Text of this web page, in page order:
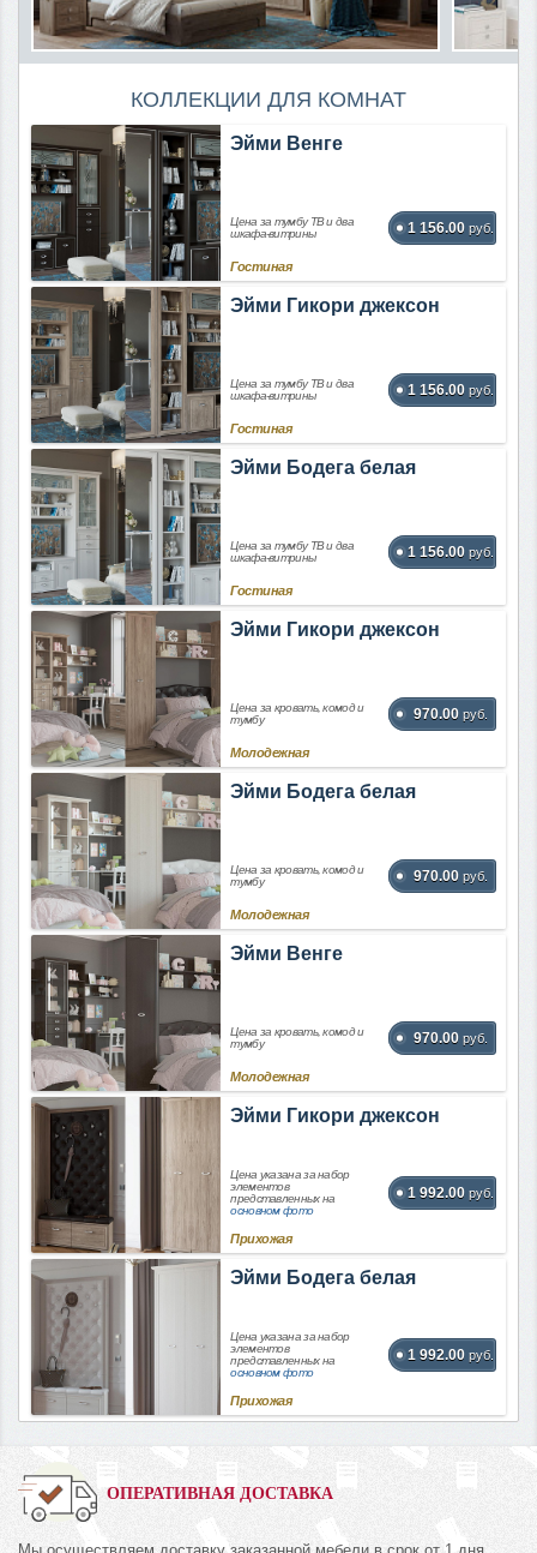
КОЛЛЕКЦИИ ДЛЯ КОМНАТ
Эйми Венге
Цена за тумбу ТВ и два
шкафа-витрины
1 156.00 руб.
Гостиная
Эйми Гикори джексон
Цена за тумбу ТВ и два
шкафа-витрины
1 156.00 руб.
Гостиная
Эйми Бодега белая
Цена за тумбу ТВ и два
шкафа-витрины
1 156.00 руб.
Гостиная
Эйми Гикори джексон
Цена за кровать, комод и
тумбу
970.00 руб.
Молодежная
Эйми Бодега белая
Цена за кровать, комод и
тумбу
970.00 руб.
Молодежная
Эйми Венге
Цена за кровать, комод и
тумбу
970.00 руб.
Молодежная
Эйми Гикори джексон
Цена указана за набор
элементов
представленных на
основном фото
1 992.00 руб.
Прихожая
Эйми Бодега белая
Цена указана за набор
элементов
представленных на
основном фото
1 992.00 руб.
Прихожая
ОПЕРАТИВНАЯ ДОСТАВКА